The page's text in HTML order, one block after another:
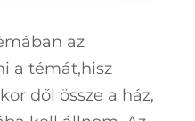
az
a témát,hisz
dől össze a ház,